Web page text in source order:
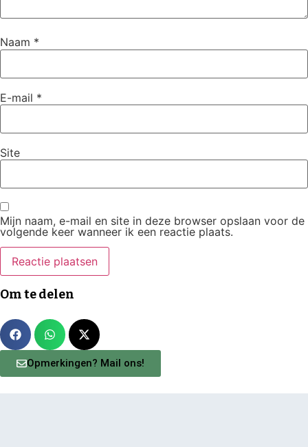
Naam *
E-mail *
Site
Mijn naam, e-mail en site in deze browser opslaan voor de
volgende keer wanneer ik een reactie plaats.
Om te delen
Opmerkingen? Mail ons!